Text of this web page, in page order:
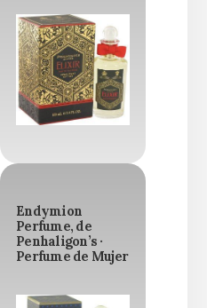
Endymion
Perfume, de
Penhaligon’s ·
Perfume de Mujer